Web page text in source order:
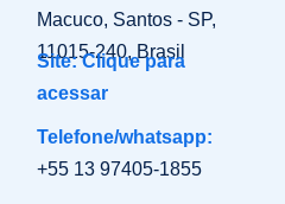
Macuco, Santos - SP,
11015-240, Brasil
Site: Clique para
acessar
Telefone/whatsapp:
+55 13 97405-1855